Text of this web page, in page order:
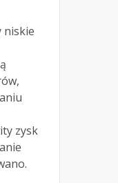
niskie
zysk